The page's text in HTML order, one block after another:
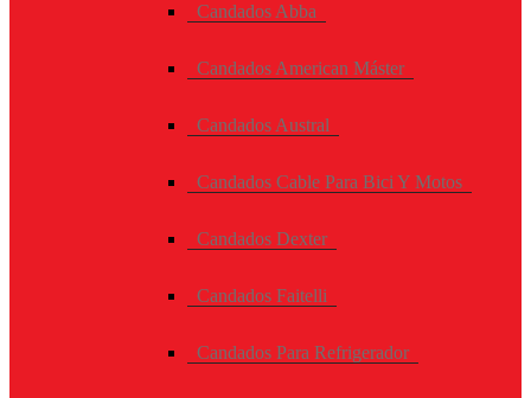
Candados Abba
Candados American Máster
Candados Austral
Candados Cable Para Bici Y Motos
Candados Dexter
Candados Faitelli
Candados Para Refrigerador